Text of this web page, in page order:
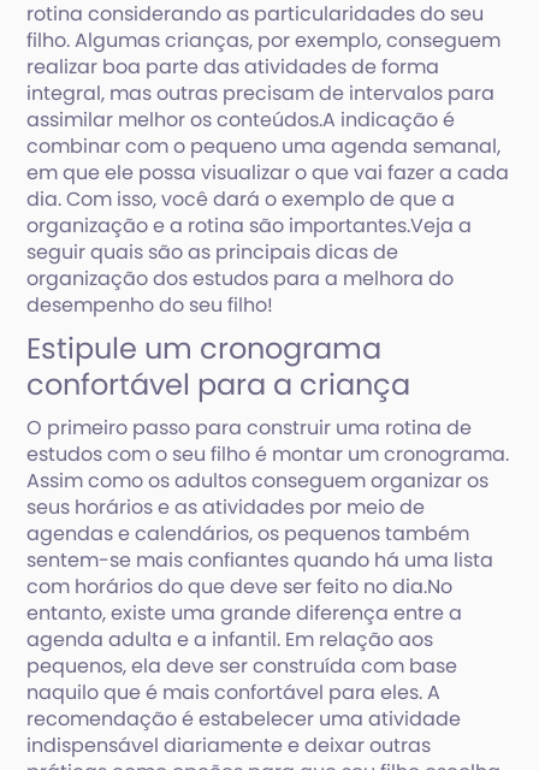
rotina considerando as particularidades do seu
filho. Algumas crianças, por exemplo, conseguem
realizar boa parte das atividades de forma
integral, mas outras precisam de intervalos para
assimilar melhor os conteúdos.A indicação é
combinar com o pequeno uma agenda semanal,
em que ele possa visualizar o que vai fazer a cada
dia. Com isso, você dará o exemplo de que a
organização e a rotina são importantes.Veja a
seguir quais são as principais dicas de
organização dos estudos para a melhora do
desempenho do seu filho!
Estipule um cronograma
confortável para a criança
O primeiro passo para construir uma rotina de
estudos com o seu filho é montar um cronograma.
Assim como os adultos conseguem organizar os
seus horários e as atividades por meio de
agendas e calendários, os pequenos também
sentem-se mais confiantes quando há uma lista
com horários do que deve ser feito no dia.No
entanto, existe uma grande diferença entre a
agenda adulta e a infantil. Em relação aos
pequenos, ela deve ser construída com base
naquilo que é mais confortável para eles. A
recomendação é estabelecer uma atividade
indispensável diariamente e deixar outras